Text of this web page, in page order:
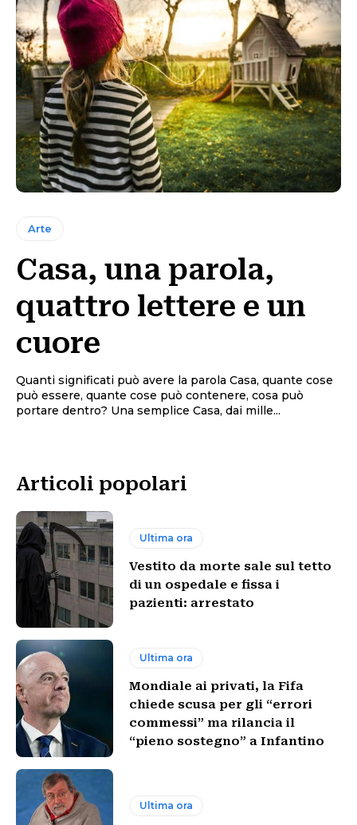
Arte
Casa, una parola,
quattro lettere e un
cuore
Quanti significati può avere la parola Casa, quante cose
può essere, quante cose può contenere, cosa può
portare dentro? Una semplice Casa, dai mille...
Articoli popolari
Ultima ora
Vestito da morte sale sul tetto
di un ospedale e fissa i
pazienti: arrestato
Ultima ora
Mondiale ai privati, la Fifa
chiede scusa per gli “errori
commessi” ma rilancia il
“pieno sostegno” a Infantino
Ultima ora